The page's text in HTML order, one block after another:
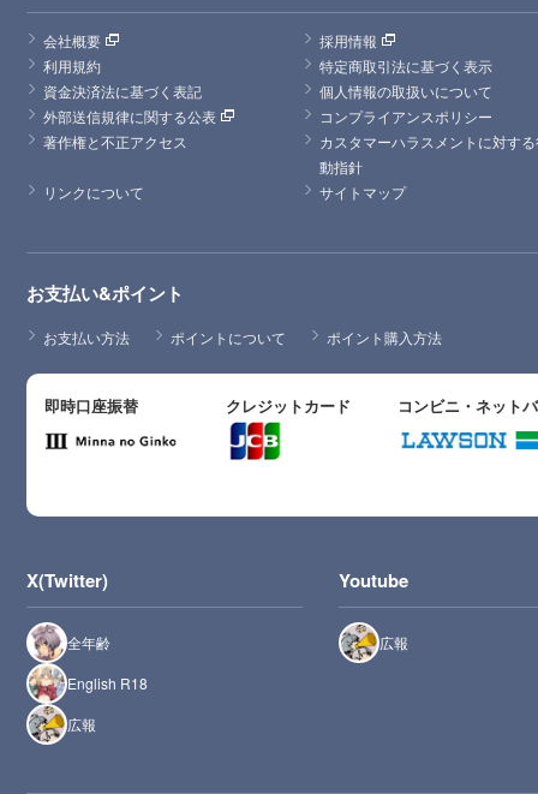
会社概要
採用情報
利用規約
特定商取引法に基づく表示
資金決済法に基づく表記
個人情報の取扱いについて
外部送信規律に関する公表
コンプライアンスポリシー
著作権と不正アクセス
カスタマーハラスメントに対す
動指針
リンクについて
サイトマップ
お支払い&ポイント
お支払い方法 ポイントについて ポイント購入方法
即時口座振替 クレジットカード コンビニ・ネット
X(Twitter)
全年齢
English R18
広報
Youtube
広報